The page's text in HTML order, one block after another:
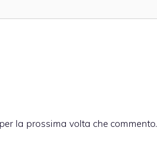
la prossima volta che commento.